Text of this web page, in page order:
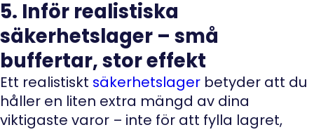
5. Inför realistiska
säkerhetslager – små
buffertar, stor effekt
Ett realistiskt säkerhetslager betyder att du
håller en liten extra mängd av dina
viktigaste varor – inte för att fylla lagret,